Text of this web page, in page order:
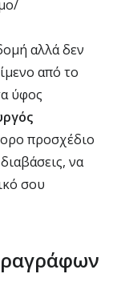
αλλά δεν
από το
ύφος
προσχέδιο
να
σου